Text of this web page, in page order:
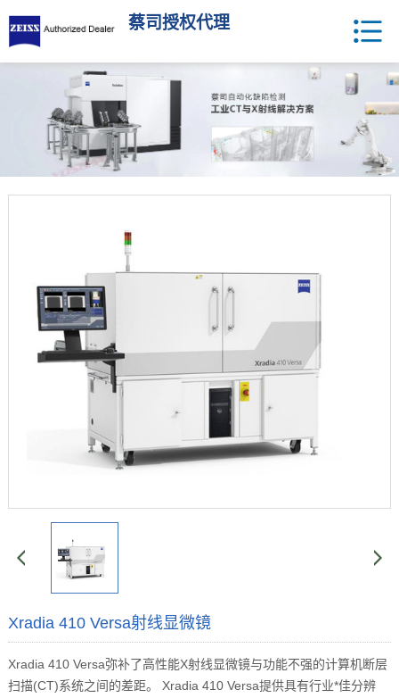
蔡司授权代理
Xradia 410 Versa射线显微镜
Xradia 410 Versa弥补了高性能X射线显微镜与功能不强的计算机断层
扫描(CT)系统之间的差距。 Xradia 410 Versa提供具有行业*佳分辨